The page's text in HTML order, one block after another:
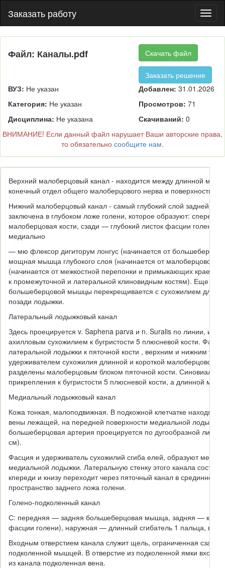
Заказать работу
Файл: Каналы.pdf Скачать файл
Заказать решение
ВУЗ: Не указан
Категория: Не указан
Дисциплина: Не указана
Добавлен: 31.01.2026
Просмотров: 71
Скачиваний: 0
ВНИМАНИЕ! Если данный файл нарушает Ваши авторские права,
то обязательно сообщите нам.
Верхний малоберцовый канал - находится между длинной
конечный отдел общего малоберцового нерва и
Нижний малоберцовый канал - самый глубокий слой задней
заключена в глубоком ложе голени, которое образуют:
малоберцовая кости, сзади — глубокий листок фасции
медиально
— мю флексор дигиторум лонгус (начинается от
мощная мышца глубокого слоя (начинается от малоберцовой
(начинается от межкостной перепонки и примыкающих краев
к промежуточной и латеральной клиновидным костям). Еще не
большеберцовой мышцы перекрещивается с сухожилием
позади лодыжки.
Латеральный лодыжковый канал
Здесь проецируется v. Saphena parva и n. Suralis по линии,
ахилловым сухожилием к бугристости 5 плюсневой кости.
латеральной лодыжки к пяточной кости , верхним и нижним
удерживателем сухожилия длинной и короткой
разделены малоберцовым блоком пяточной кости.
прикрепления к бугристости 5 плюсневой кости, а длинной
Медиальный лодыжковый канал
Кожа тонкая, малоподвижная. В подкожной клетчатке
вены лежащей, на передней поверхности медиальной
большеберцовая артерия проецируется по дугообразной
см).
Фасция и удерживатель сухожилий сгиба елей, образуют
медиальной лодыжки. Латеральную стенку этого канала
кпереди и книзу переходит через пяточный канал в
пространство заднего ложа голени.
Голено-подколенный канал
С: передняя — задняя большеберцовая мышца, задняя —
фасции голени), наружная — длинный сгибатель 1 пальца,
Входным отверстием канала служит щель, ограниченная
подколенной мышцей. В отверстие из подколенной ямки
из канала подколенная вена.